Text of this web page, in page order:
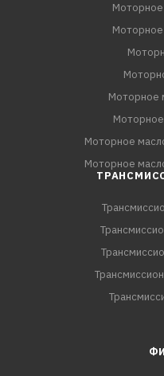
Моторное
Моторное
Моторное